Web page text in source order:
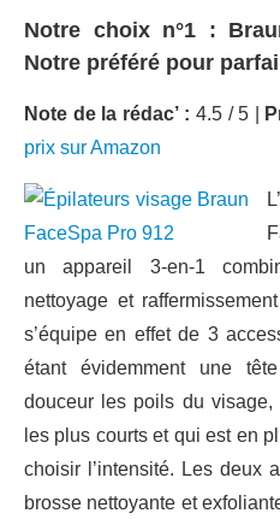
Notre choix n°1 :
Notre préféré pour
Note de la rédac’ : 4.5 / 5 |
prix sur Amazon
un appareil 3-en-1
nettoyage et
s’équipe en effet de 3
étant évidemment une
douceur les poils du
les plus courts et qui est en
choisir l’intensité. Les deux
brosse nettoyante et